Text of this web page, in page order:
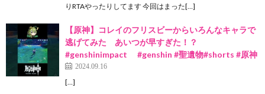
りRTAやったりしてます 今回はまった[…]
【原神】コレイのフリスビーからいろんなキャラで
逃げてみた あいつが早すぎた！？
#genshinimpact #genshin #聖遺物#shorts #原神
2024.09.16
[…]